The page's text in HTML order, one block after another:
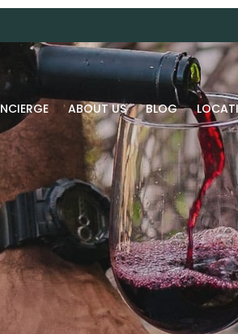
ABOUT US BLOG